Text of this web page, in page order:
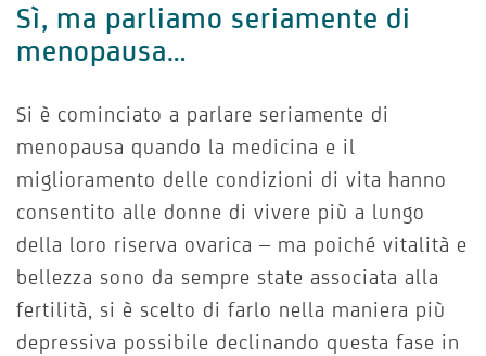
Sì, ma parliamo seriamente di
menopausa…
Si è cominciato a parlare seriamente di
menopausa quando la medicina e il
miglioramento delle condizioni di vita hanno
consentito alle donne di vivere più a lungo
della loro riserva ovarica – ma poiché vitalità e
bellezza sono da sempre state associata alla
fertilità, si è scelto di farlo nella maniera più
depressiva possibile declinando questa fase in